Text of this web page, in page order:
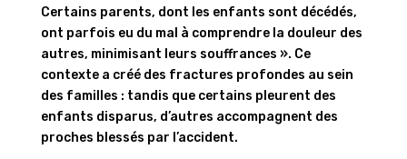
Certains parents, dont les enfants sont décédés,
ont parfois eu du mal à comprendre la douleur des
autres, minimisant leurs souffrances ». Ce
contexte a créé des fractures profondes au sein
des familles : tandis que certains pleurent des
enfants disparus, d’autres accompagnent des
proches blessés par l’accident.